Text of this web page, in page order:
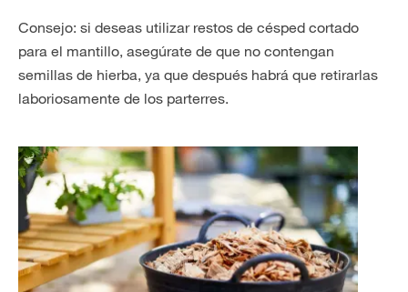
Consejo: si deseas utilizar restos de césped cortado
para el mantillo, asegúrate de que no contengan
semillas de hierba, ya que después habrá que retirarlas
laboriosamente de los parterres.